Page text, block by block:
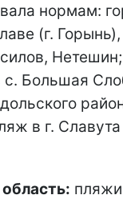
нормам:
(г.
с. Большая
в г. Славута